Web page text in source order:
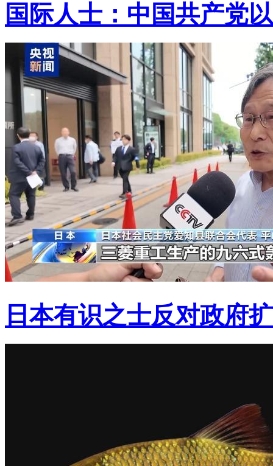
国际人士：中国共产党
日本有识之士反对政府